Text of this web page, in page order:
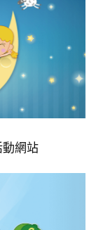
網站